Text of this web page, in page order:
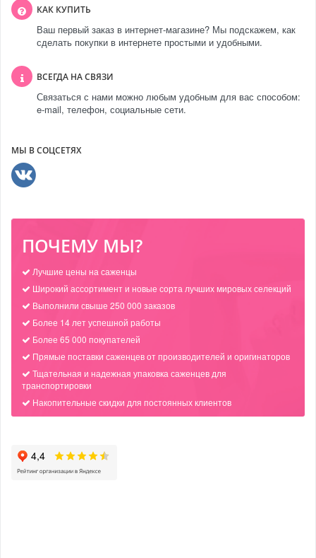
КАК КУПИТЬ
Ваш первый заказ в интернет-магазине? Мы подскажем, как
сделать покупки в интернете простыми и удобными.
ВСЕГДА НА СВЯЗИ
Связаться с нами можно любым удобным для вас способом:
e-mail, телефон, социальные сети.
МЫ В СОЦСЕТЯХ
ПОЧЕМУ МЫ?
Лучшие цены на саженцы
Широкий ассортимент и новые сорта лучших мировых селекций
Выполнили свыше 250 000 заказов
Более 14 лет успешной работы
Более 65 000 покупателей
Прямые поставки саженцев от производителей и оригинаторов
Тщательная и надежная упаковка саженцев для
транспортировки
Накопительные скидки для постоянных клиентов